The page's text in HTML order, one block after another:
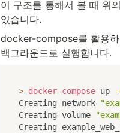
이 구조를 통해서 볼 때 위
있습니다.
docker-compose를 활용
백그라운드로 실행합니다.
> docker-compose up
-
Creating network
Creating volume
Creating